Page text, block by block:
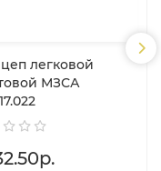
легковой
МЗСА